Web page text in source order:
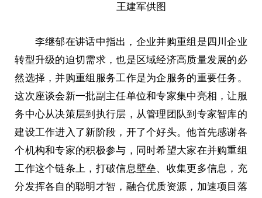
王建军供图
李继郁在讲话中指出，企业并购重组是四川企业
转型升级的迫切需求，也是区域经济高质量发展的必
然选择，并购重组服务工作是为企服务的重要任务。
这次座谈会新一批副主任单位和专家集中亮相，让服
务中心从决策层到执行层，从管理团队到专家智库的
建设工作进入了新阶段，开了个好头。他首先感谢各
个机构和专家的积极参与，同时希望大家在并购重组
工作这个链条上，打破信息壁垒、收集更多信息，充
分发挥各自的聪明才智，融合优质资源，加速项目落